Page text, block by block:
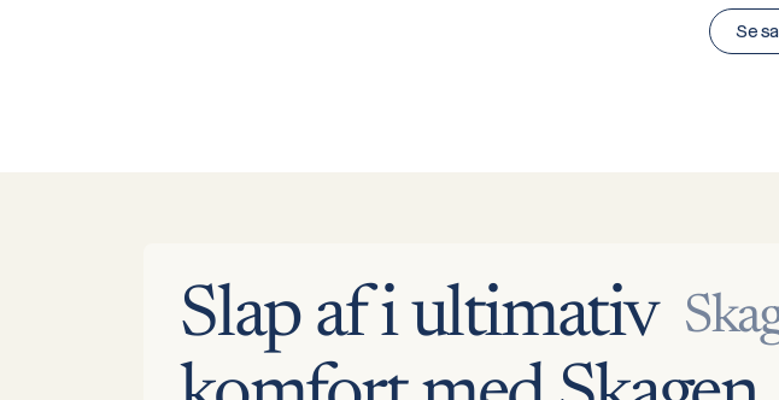
Se
Slap af i ultimativ